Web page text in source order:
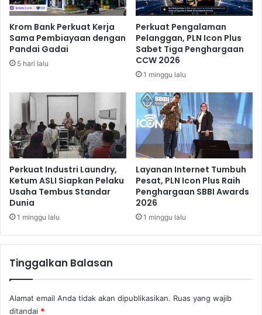
i
m
p
a
n
g
i
a
n
a
D
u
n
a
E
a
t
T
i
m
T
u
t
a
k
Krom Bank Perkuat Kerja
Sama Pembiayaan dengan
Pandai Gadai
5 hari lalu
Perkuat Pengalaman
Pelanggan, PLN Icon Plus
Sabet Tiga Penghargaan
CCW 2026
1 minggu lalu
Perkuat Industri Laundry,
Ketum ASLI Siapkan Pelaku
Usaha Tembus Standar
Dunia
1 minggu lalu
Layanan Internet Tumbuh
Pesat, PLN Icon Plus Raih
Penghargaan SBBI Awards
2026
1 minggu lalu
Tinggalkan Balasan
Alamat email Anda tidak akan dipublikasikan. Ruas yang wajib
ditandai *